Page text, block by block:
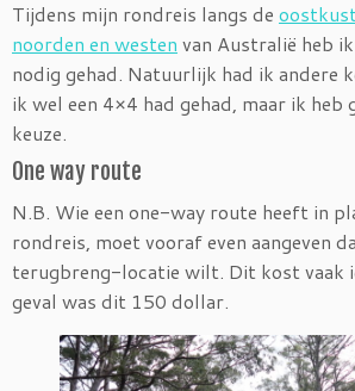
Tijdens mijn rondreis langs de
noorden en westen van Australië heb
nodig gehad. Natuurlijk had ik andere
ik wel een 4×4 had gehad, maar ik heb
keuze.
One way route
N.B. Wie een one-way route heeft in
rondreis, moet vooraf even aangeven
terugbreng-locatie wilt. Dit kost vaak
geval was dit 150 dollar.